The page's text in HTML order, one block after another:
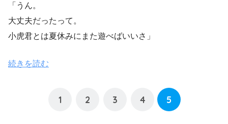
「うん。
大丈夫だったって。
小虎君とは夏休みにまた遊べばいいさ」
続きを読む
1 2 3 4 5